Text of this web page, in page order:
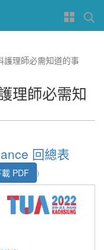
護理師必需知道的事
理師必需知
回總表
PDF )